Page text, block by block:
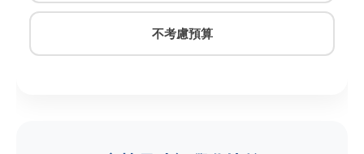
不考慮預算